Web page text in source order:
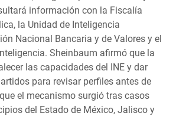
información con la Fiscalía
la Unidad de Inteligencia
Nacional Bancaria y de Valores y el
Sheinbaum afirmó que la
las capacidades del INE y dar
para revisar perfiles antes de
el mecanismo surgió tras casos
del Estado de México, Jalisco y